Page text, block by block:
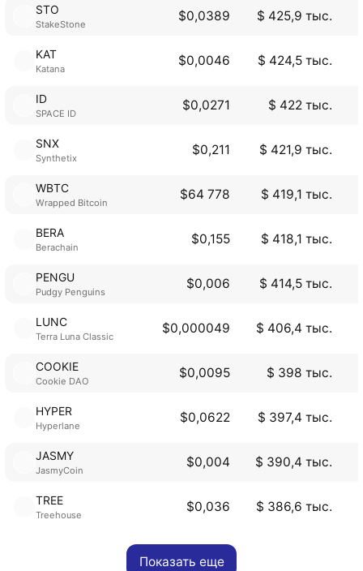
STO
StakeStone
$0,0389 $ 425,9 тыс.
KAT
Katana
$0,0046 $ 424,5 тыс.
ID
SPACE ID
$0,0271 $ 422 тыс.
SNX
Synthetix
$0,211 $ 421,9 тыс.
WBTC
Wrapped Bitcoin
$64 778 $ 419,1 тыс.
BERA
Berachain
$0,155 $ 418,1 тыс.
PENGU
Pudgy Penguins
$0,006 $ 414,5 тыс.
LUNC
Terra Luna Classic
$0,000049 $ 406,4 тыс.
COOKIE
Cookie DAO
$0,0095 $ 398 тыс.
HYPER
Hyperlane
$0,0622 $ 397,4 тыс.
JASMY
JasmyCoin
$0,004 $ 390,4 тыс.
TREE
Treehouse
$0,036 $ 386,6 тыс.
Показать еще